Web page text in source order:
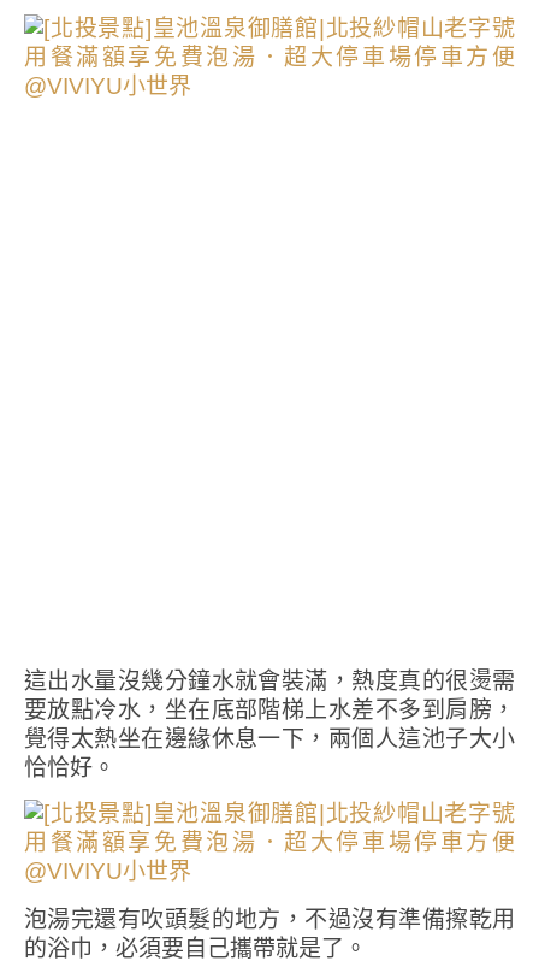
這出水量沒幾分鐘水就會裝滿，熱度真的很燙需
要放點冷水，坐在底部階梯上水差不多到肩膀，
覺得太熱坐在邊緣休息一下，兩個人這池子大小
恰恰好。
泡湯完還有吹頭髮的地方，不過沒有準備擦乾用
的浴巾，必須要自己攜帶就是了。